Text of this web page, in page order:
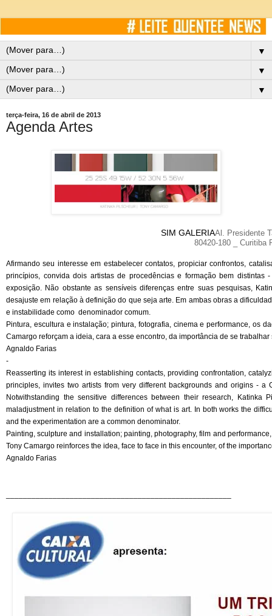
▼
▼
▼
terça-feira, 16 de abril de 2013
Agenda Artes
SIM GALERIAAl. Presidente
80420-180 _ Curitiba
Afirmando seu interesse em estabelecer contatos, propiciar confrontos,
princípios, convida dois artistas de procedências e formação bem
exposição. Não obstante as sensíveis diferenças entre suas pesquisas,
desajuste em relação à definição do que seja arte. Em ambas obras a
e instabilidade como denominador comum.
Pintura, escultura e instalação; pintura, fotografia, cinema e performance, os
Camargo reforçam a ideia, cara a esse encontro, da importância de se
Agnaldo Farias
-
Reasserting its interest in establishing contacts, providing confrontation,
principles, invites two artists from very different backgrounds and origins -
Notwithstanding the sensitive differences between their research,
maladjustment in relation to the definition of what is art. In both works the
and the experimentation are a common denominator.
Painting, sculpture and installation; painting, photography, film and
Tony Camargo reinforces the idea, face to face in this encounter, of the
Agnaldo Farias